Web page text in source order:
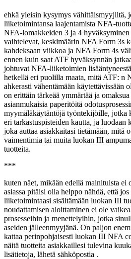
ehkä yleisin kysymys vähittäismyyjiltä,
liiketoimintansa laajentamista NFA-
NFA-lomakkeiden 3 ja 4 hyväksyminen
vaihtelevat, keskimäärin NFA Form 3s
kahdeksaan viikkoa ja NFA Form 4s
ennen kuin saat ATF hyväksynnän
johtuvat NFA-liiketoimien
hetkellä eri puolilla maata, mitä ATF: n
ahkerasti vähentämään käytettävissään
on erittäin tärkeää ymmärtää ja
asianmukaisia paperitöitä
myymäläkäytäntöjä työntekijöille, jotka
eri tarkastuspisteiden kautta, ja luodaan
joka auttaa asiakkaitasi tietämään, mitä
vaimentimia tai muita luokan III
tuotteita.
***
kuten näet, mikään edellä mainituista ei
asiassa pitäisi olla helppo nähdä, että jos
liiketoimintaasi sisältämään luokan III
noudattamisen aloittaminen ei ole
prosesseihin ja menettelyihin, jotka
aseiden jälleenmyyjänä. On paljon
kattaa perinpohjaisesti luokan III NFA
näitä tuotteita asiakkaillesi tulevina
lisätietoja, lähetä sähköpostia .